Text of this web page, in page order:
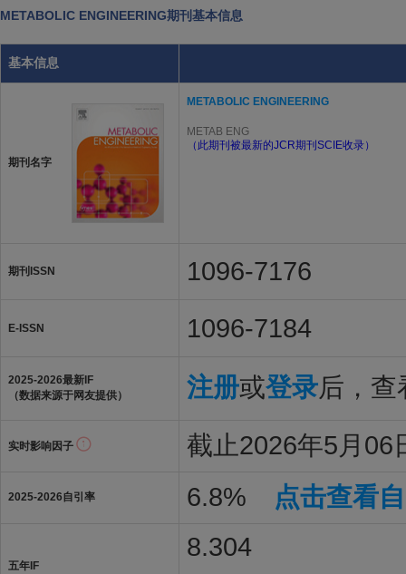
METABOLIC ENGINEERING期刊基本信息
基本信息
期刊名字
METABOLIC ENGINEERING
METAB ENG
（此期刊被最新的JCR期刊SCIE收录）
期刊ISSN 1096-7176
E-ISSN 1096-7184
2025-2026最新IF
（数据来源于网友提供）
注册或登录后，查
实时影响因子 截止2026年5月06
2025-2026自引率 6.8% 点击查看
五年IF
8.304